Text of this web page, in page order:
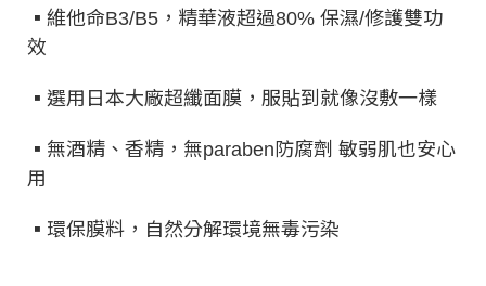
▪️ 維他命B3/B5 ，精華液超過80% 保濕/修護雙功
效
▪️ 選用日本大廠超纖面膜，服貼到就像沒敷一樣
▪️ 無酒精、香精，無paraben防腐劑 敏弱肌也安心
用
▪️ 環保膜料，自然分解環境無毒污染